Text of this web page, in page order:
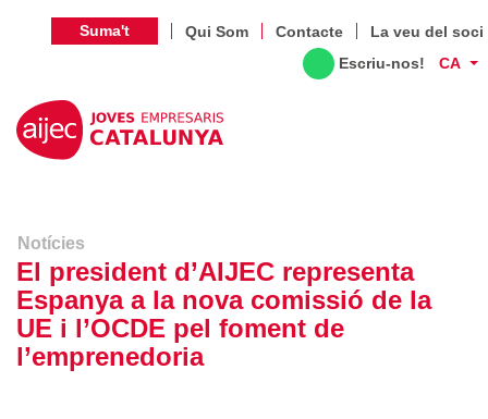
Suma't Qui Som Contacte
La veu del soci
Escriu-nos!
CA
Notícies
El president d’AIJEC representa
Espanya a la nova comissió de la
UE i l’OCDE pel foment de
l’emprenedoria